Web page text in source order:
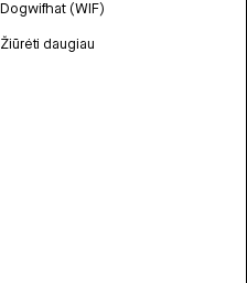
Dogwifhat (WIF)
Žiūrėti daugiau